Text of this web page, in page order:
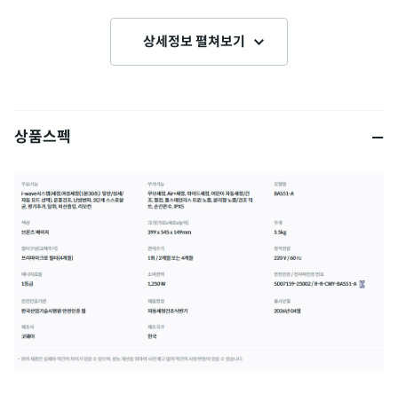
상세정보 펼쳐보기
상품스펙